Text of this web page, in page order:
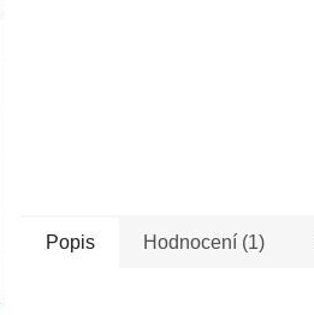
Popis Hodnocení (1)